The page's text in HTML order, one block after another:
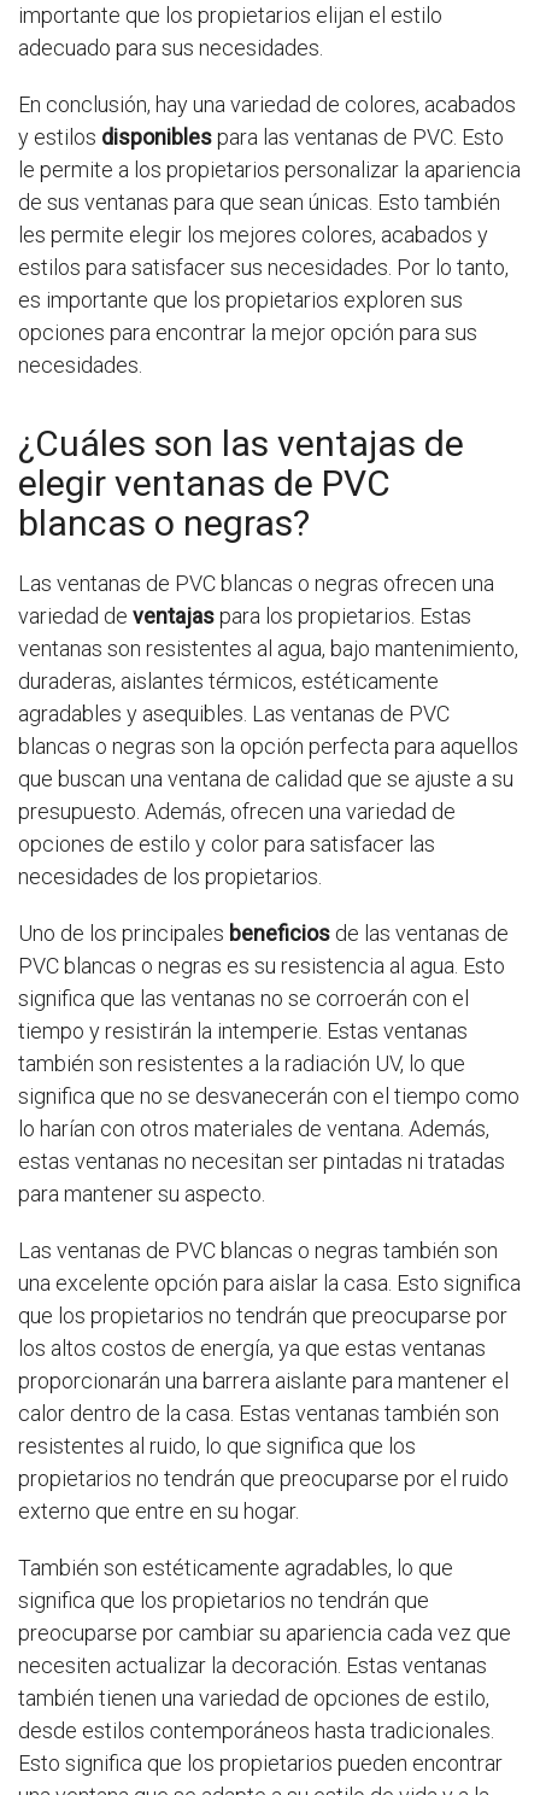
importante que los propietarios elijan el estilo
adecuado para sus necesidades.
En conclusión, hay una variedad de colores, acabados
y estilos disponiblespara las ventanas de PVC. Esto
le permite a los propietarios personalizar la apariencia
de sus ventanas para que sean únicas. Esto también
les permite elegir los mejores colores, acabados y
estilos para satisfacer sus necesidades. Por lo tanto,
es importante que los propietarios exploren sus
opciones para encontrar la mejor opción para sus
necesidades.
¿Cuáles son las ventajas de
elegir ventanas de PVC
blancas o negras?
Las ventanas de PVC blancas o negras ofrecen una
variedad de ventajaspara los propietarios. Estas
ventanas son resistentes al agua, bajo mantenimiento,
duraderas, aislantes térmicos, estéticamente
agradables y asequibles. Las ventanas de PVC
blancas o negras son la opción perfecta para aquellos
que buscan una ventana de calidad que se ajuste a su
presupuesto. Además, ofrecen una variedad de
opciones de estilo y color para satisfacer las
necesidades de los propietarios.
Uno de los principales beneficios de las ventanas de
PVC blancas o negras es su resistencia al agua. Esto
significa que las ventanas no se corroerán con el
tiempo y resistirán la intemperie. Estas ventanas
también son resistentes a la radiación UV, lo que
significa que no se desvanecerán con el tiempo como
lo harían con otros materiales de ventana. Además,
estas ventanas no necesitan ser pintadas ni tratadas
para mantener su aspecto.
Las ventanas de PVC blancas o negras también son
una excelente opción para aislar la casa. Esto significa
que los propietarios no tendrán que preocuparse por
los altos costos de energía, ya que estas ventanas
proporcionarán una barrera aislante para mantener el
calor dentro de la casa. Estas ventanas también son
resistentes al ruido, lo que significa que los
propietarios no tendrán que preocuparse por el ruido
externo que entre en su hogar.
También son estéticamente agradables, lo que
significa que los propietarios no tendrán que
preocuparse por cambiar su apariencia cada vez que
necesiten actualizar la decoración. Estas ventanas
también tienen una variedad de opciones de estilo,
desde estilos contemporáneos hasta tradicionales.
Esto significa que los propietarios pueden encontrar